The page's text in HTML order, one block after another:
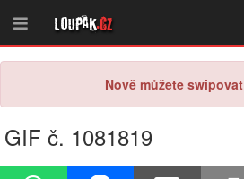
Loupak.cz
Nově můžete swipovat
GIF č. 1081819